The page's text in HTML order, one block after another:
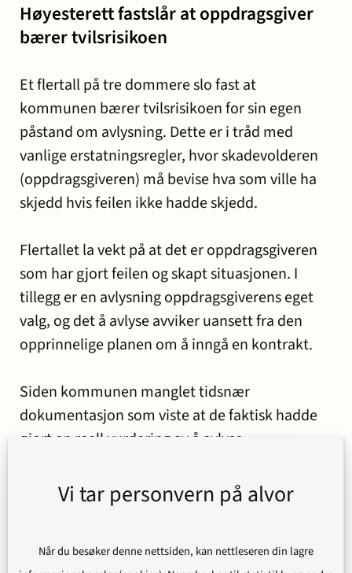
Høyesterett fastslår at oppdragsgiver
bærer tvilsrisikoen
Et flertall på tre dommere slo fast at
kommunen bærer tvilsrisikoen for sin egen
påstand om avlysning. Dette er i tråd med
vanlige erstatningsregler, hvor skadevolderen
(oppdragsgiveren) må bevise hva som ville ha
skjedd hvis feilen ikke hadde skjedd.
Flertallet la vekt på at det er oppdragsgiveren
som har gjort feilen og skapt situasjonen. I
tillegg er en avlysning oppdragsgiverens eget
valg, og det å avlyse avviker uansett fra den
opprinnelige planen om å inngå en kontrakt.
Siden kommunen manglet tidsnær
dokumentasjon som viste at de faktisk hadde
gjort en reell vurdering av å avlyse
flertallet til at kommunen ikke hadde
sannsynliggjort avlysningshypotesen.
Hva betyr dommen i praksis?
Vi tar personvern på alvor
Når du besøker denne nettsiden, kan nettleseren din lagre